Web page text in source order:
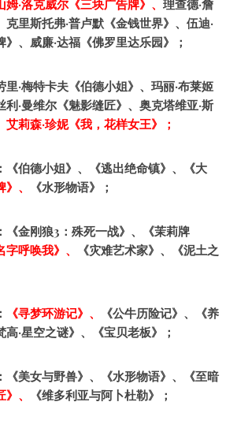
姆·洛克威尔《三块广告牌》、 理查德·詹
里斯托弗·普卢默《金钱世界》、伍迪·
、威廉·达福《佛罗里达乐园》；
·梅特卡夫《伯德小姐》、玛丽·布莱姬
利·曼维尔《魅影缝匠》、奥克塔维亚·斯
艾莉森·珍妮《我，花样女王》；
《伯德小姐》、《逃出绝命镇》、《大
、 《水形物语》；
《金刚狼3：殊死一战》、《茉莉牌
字呼唤我》、
《灾难艺术家》、《泥土之
《寻梦环游记》、
《公牛历险记》、《养
·星空之谜》、《宝贝老板》；
《美女与野兽》、《水形物语》、《至暗
、 《维多利亚与阿卜杜勒》；